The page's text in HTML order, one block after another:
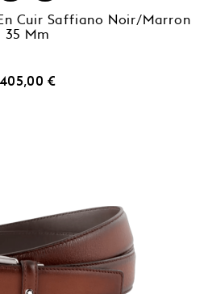
Cuir Saffiano Noir/marron
35 Mm
405,00 €Prix